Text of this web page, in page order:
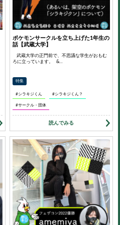
ポケモンサークルを立ち上げた1年生の
話【武蔵大学】
武蔵大学の正門前で、不思議な学生がおもむ
ろに立っています。 &…
特集
#シラキジくん #シラキジくん？
#サークル・団体
読んでみる